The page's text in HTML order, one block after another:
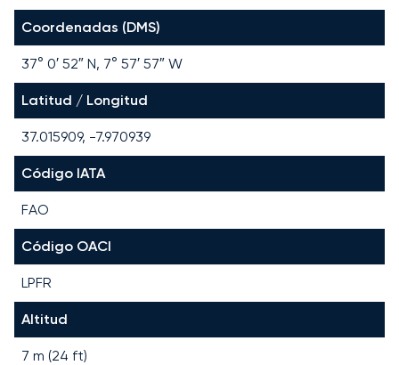
Coordenadas (DMS)
37° 0′ 52″ N, 7° 57′ 57″ W
Latitud / Longitud
37.015909, -7.970939
Código IATA
FAO
Código OACI
LPFR
Altitud
7 m (24 ft)